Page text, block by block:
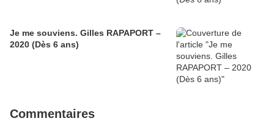
Je me souviens. Gilles RAPAPORT –
2020 (Dès 6 ans)
Commentaires